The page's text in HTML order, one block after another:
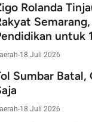
Rolanda
untuk
-18 Juli 2026
Sumbar Batal,
-18 Juli 2026